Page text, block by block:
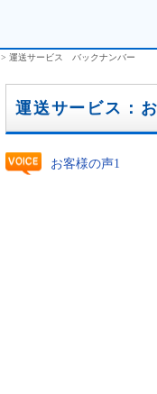
> 運送サービス バックナンバー
運送サービス：
お客様の声1